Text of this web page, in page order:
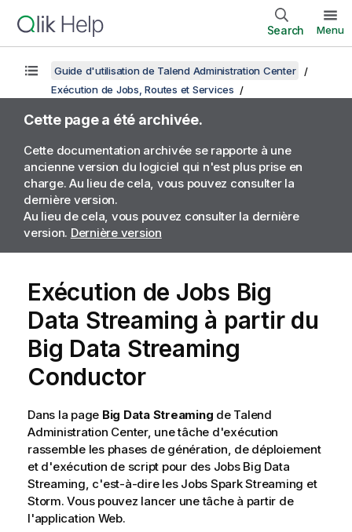
Search Menu
Guide d'utilisation de Talend Administration Center
Exécution de Jobs, Routes et Services
Cette page a été archivée.
Cette documentation archivée se rapporte à une
ancienne version du logiciel qui n'est plus prise en
charge. Au lieu de cela, vous pouvez consulter la
dernière version.
Au lieu de cela, vous pouvez consulter la dernière
version. Dernière version
Exécution de Jobs Big
Data Streaming à partir du
Big Data Streaming
Conductor
Dans la page Big Data Streaming de Talend
Administration Center, une tâche d'exécution
rassemble les phases de génération, de déploiement
et d'exécution de script pour des Jobs Big Data
Streaming, c'est-à-dire les Jobs Spark Streaming et
Storm. Vous pouvez lancer une tâche à partir de
l'application Web.